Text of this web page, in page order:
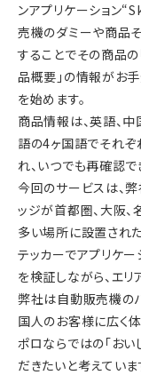
ンアプリケーション
売機のダミーや商品
することでその商品の
品概要」の情報がお
を始めます。
商品情報は、英語、中
語の4ヶ国語でそれ
れ、いつでも再確認で
今回のサービスは、
ッジが首都圏、大阪、
多い場所に設置され
テッカーでアプリケー
を検証しながら、エ
弊社は自動販売機の
国人のお客様に広く
ポロならではの「お
だきたいと考えていま